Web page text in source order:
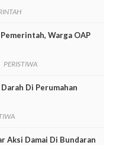
Warga OAP
PERISTIWA
Di Perumahan
Aksi Damai Di Bundaran